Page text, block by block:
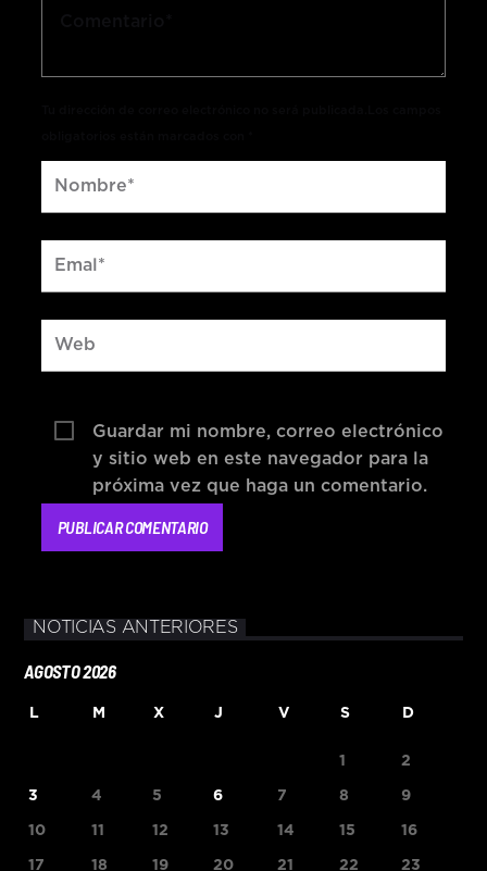
Guardar mi nombre, correo electrónico
y sitio web en este navegador para la
próxima vez que haga un comentario.
NOTICIAS ANTERIORES
AGOSTO 2026
L M X J V S D
1 2
3 4 5 6 7 8 9
10 11 12 13 14 15 16
17 18 19 20 21 22 23